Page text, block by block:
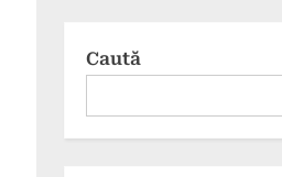
Caută